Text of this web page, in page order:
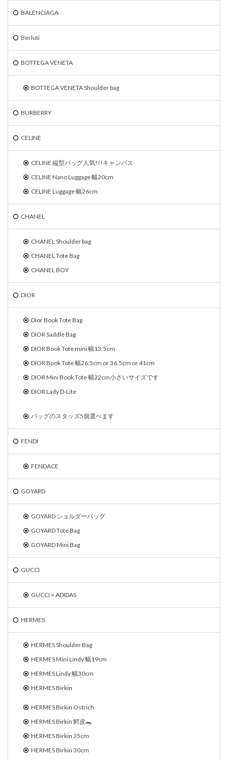
BALENCIAGA
Berluti
BOTTEGA VENETA
BOTTEGA VENETA Shoulder bag
BURBERRY
CELINE
CELINE 縦型バッグ人気!!!キャンバス
CELINE Nano Luggage 幅20cm
CELINE Luggage 幅26cm
CHANEL
CHANEL Shoulder bag
CHANEL Tote Bag
CHANEL BOY
DIOR
Dior Book Tote Bag
DIOR Saddle Bag
DIOR Book Tote mini 幅13.5cm
DIOR Book Tote 幅26.5cm or 36.5cm or 41cm
DIOR Mini Book Tote 幅22cm小さいサイズです
DIOR Lady D-Lite
バッグのスタッズ5個選べます
FENDI
FENDACE
GOYARD
GOYARD ショルダーバッグ
GOYARD Tote Bag
GOYARD Mini Bag
GUCCI
GUCCI × ADIDAS
HERMES
HERMES Shoulder Bag
HERMES Mini Lindy 幅19cm
HERMES Lindy 幅30cm
HERMES Birkin
HERMES Birkin Ostrich
HERMES Birkin 鰐皮🐊
HERMES Birkin 25cm
HERMES Birkin 30cm